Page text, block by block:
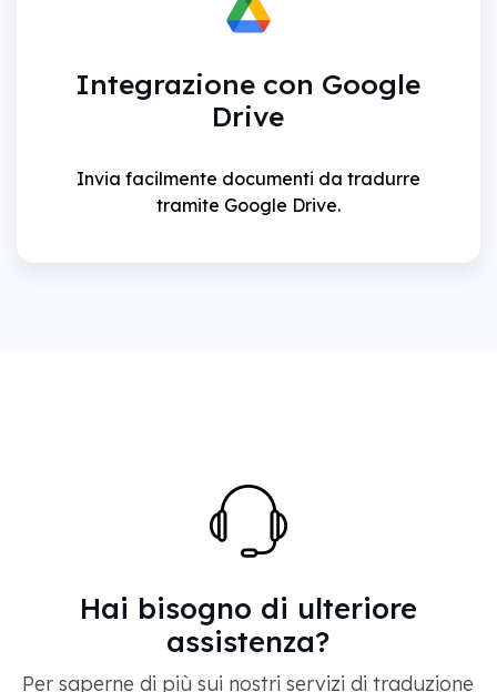
Integrazione con Google
Drive
Invia facilmente documenti da tradurre
tramite Google Drive.
Hai bisogno di ulteriore
assistenza?
Per saperne di più sui nostri servizi di traduzione